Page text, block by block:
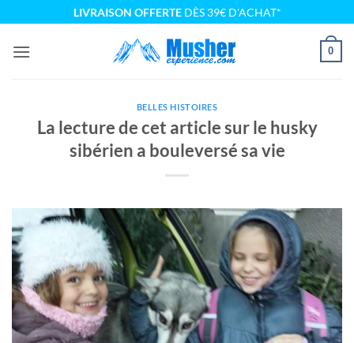
au
contenu
LIVRAISON OFFERTEDÈS 39€ D'ACHAT*
0
BELLES HISTOIRES
La lecture de cet article sur le husky
sibérien a bouleversé sa vie